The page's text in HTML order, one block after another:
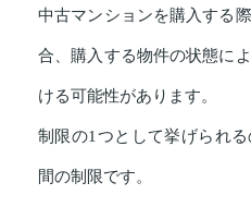
中古マンションを購入する
合、購入する物件の状態に
ける可能性があります。
制限の1つとして挙げられ
間の制限です。